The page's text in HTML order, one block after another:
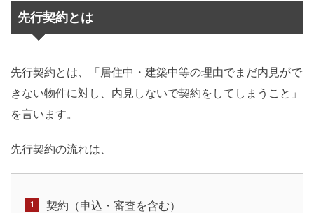
先行契約とは
先行契約とは、「居住中・建築中等の理由でまだ内見がで
きない物件に対し、内見しないで契約をしてしまうこと」
を言います。
先行契約の流れは、
契約（申込・審査を含む）